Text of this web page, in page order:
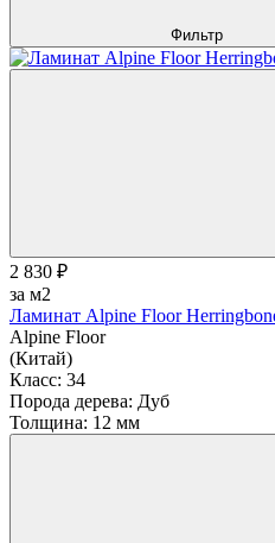
Фильтр
2 830 ₽
за м2
Ламинат Alpine Floor
Alpine Floor
(Китай)
Класс: 34
Порода дерева: Дуб
Толщина: 12 мм